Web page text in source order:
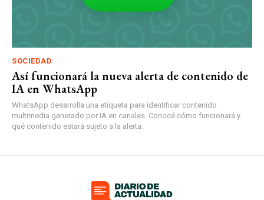
SOCIEDAD
Así funcionará la nueva alerta de contenido de
IA en WhatsApp
WhatsApp desarrolla una etiqueta para identificar contenido
multimedia generado por IA en canales. Conocé cómo funcionará y
qué contenido estará sujeto a la alerta.